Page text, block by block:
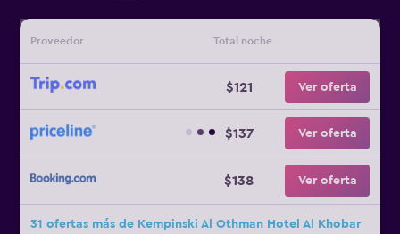
Proveedor Total noche
$121 Ver oferta
$137 Ver oferta
$138 Ver oferta
31 ofertas más de Kempinski Al Othman Hotel Al Khobar